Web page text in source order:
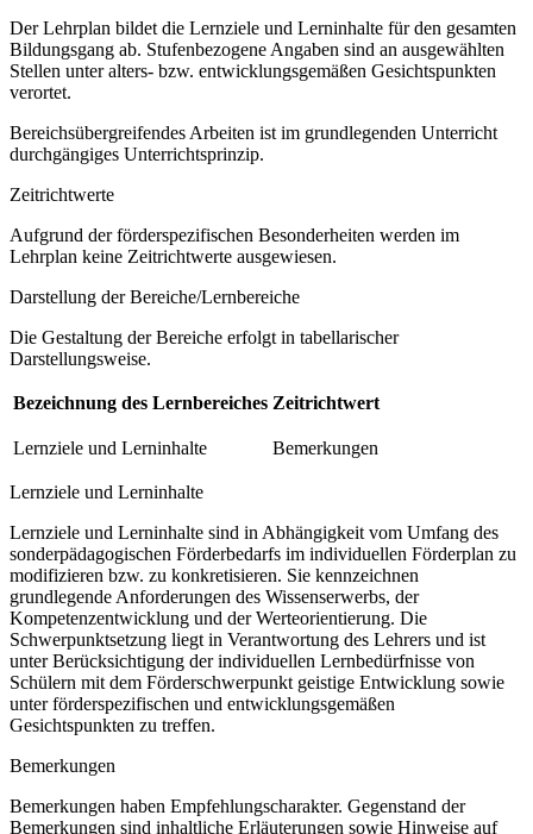
Der Lehrplan bildet die Lernziele und Lerninhalte für den gesamten
Bildungsgang ab. Stufenbezogene Angaben sind an ausgewählten
Stellen unter alters- bzw. entwicklungsgemäßen Gesichtspunkten
verortet.
Bereichsübergreifendes Arbeiten ist im grundlegenden Unterricht
durchgängiges Unterrichtsprinzip.
Zeitrichtwerte
Aufgrund der förderspezifischen Besonderheiten werden im
Lehrplan keine Zeitrichtwerte ausgewiesen.
Darstellung der Bereiche/Lernbereiche
Die Gestaltung der Bereiche erfolgt in tabellarischer
Darstellungsweise.
Bezeichnung des Lernbereiches Zeitrichtwert
Lernziele und Lerninhalte Bemerkungen
Lernziele und Lerninhalte
Lernziele und Lerninhalte sind in Abhängigkeit vom Umfang des
sonderpädagogischen Förderbedarfs im individuellen Förderplan zu
modifizieren bzw. zu konkretisieren. Sie kennzeichnen
grundlegende Anforderungen des Wissenserwerbs, der
Kompetenzentwicklung und der Werteorientierung. Die
Schwerpunktsetzung liegt in Verantwortung des Lehrers und ist
unter Berücksichtigung der individuellen Lernbedürfnisse von
Schülern mit dem Förderschwerpunkt geistige Entwicklung sowie
unter förderspezifischen und entwicklungsgemäßen
Gesichtspunkten zu treffen.
Bemerkungen
Bemerkungen haben Empfehlungscharakter. Gegenstand der
Bemerkungen sind inhaltliche Erläuterungen sowie Hinweise auf